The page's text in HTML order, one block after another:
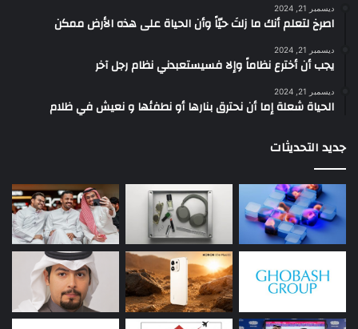
ديسمبر 21, 2024
‫اصرخ لتعلم أنك ما زلتَ حيّاً وأن الحياة على هذه الأرض ممكن
ديسمبر 21, 2024
يجب أن أخترع نظاماً وإلا فسيستعبدني نظام رجل آخر
ديسمبر 21, 2024
الحياة شعلة إما أن نحترق بنارها أو نطفئها و نعيش في ظلام
جديد التحديثات